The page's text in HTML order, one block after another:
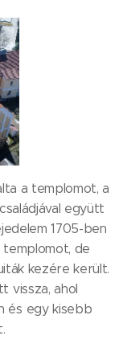
a templomot, a
együtt
1705-ben
de
kezére került.
vissza, ahol
és egy kisebb